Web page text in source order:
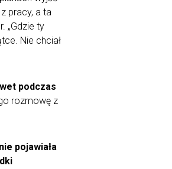
pracy, a ta
„Gdzie ty
Nie chciał
podczas
rozmowę z
pojawiała